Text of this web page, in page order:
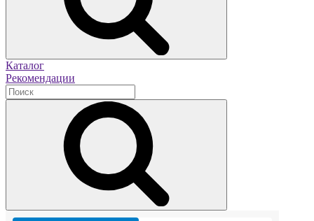
Каталог
Рекомендации